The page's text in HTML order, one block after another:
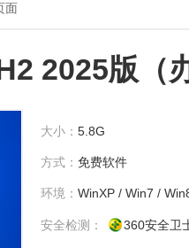
面
2025版（
大小： 5.8G
方式： 免费软件
环境： WinXP / Win7 /
安全检测： 360安全卫